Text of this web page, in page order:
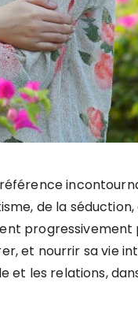
de la
progressivement
et nourrir sa vie
et les relations,